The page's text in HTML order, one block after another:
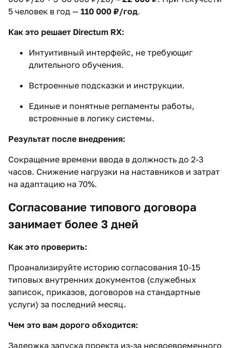
5 человек в год — 110 000 ₽/год.
Как это решает Directum RX:
Интуитивный интерфейс, не требующиг
длительного обучения.
Встроенные подсказки и инструкции.
Единые и понятные регламенты работы,
встроенные в логику системы.
Результат после внедрения:
Сокращение времени ввода в должность до 2-3
часов. Снижение нагрузки на наставников и затрат
на адаптацию на 70%.
Согласование типового договора
занимает более 3 дней
Как это проверить:
Проанализируйте историю согласования 10-15
типовых внутренних документов (служебных
записок, приказов, договоров на стандартные
услуги) за последний месяц.
Чем это вам дорого обходится:
Задержка запуска проекта из-за несвоевременного